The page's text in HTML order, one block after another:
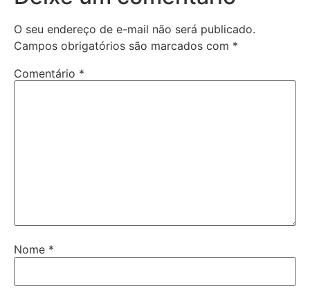
O seu endereço de e-mail não será publicado.
Campos obrigatórios são marcados com *
Comentário *
Nome *